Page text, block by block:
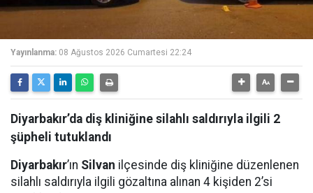
Yayınlanma: 08 Ağustos 2026 Cumartesi 22:24
Diyarbakır’da diş kliniğine silahlı saldırıyla ilgili 2
şüpheli tutuklandı
Diyarbakır’ın Silvan ilçesinde diş kliniğine düzenlenen
silahlı saldırıyla ilgili gözaltına alınan 4 kişiden 2’si